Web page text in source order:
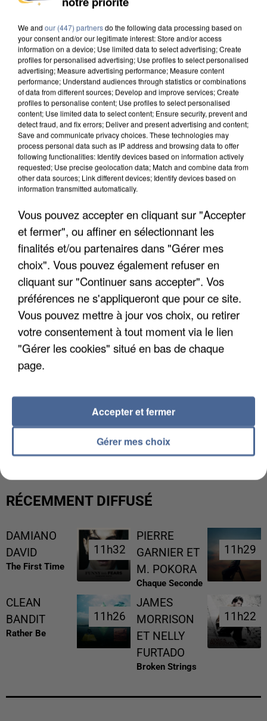
APRÈS TOUTES CES CANICULES, LES REFUGES
DE FAUNE SAUVAGE SONT...
L’UN DES FONDATEURS SUPPOSÉS DE LA DZ
MAFIA INTERPELLÉ EN ALGÉRIE
RÉCEMMENT DIFFUSÉ
DAMIANO
DAVID
The First Time
11h32
11h32
PIERRE
GARNIER ET
M. POKORA
Chaque Seconde
11h29
11h29
CLEAN
BANDIT
Rather Be
11h26
11h26
JAMES
MORRISON
ET NELLY
FURTADO
Broken Strings
11h22
11h22
We and our (447) partnersdo the following data processing based on
your consent and/or our legitimate interest: Store and/or access
information on a device; Use limited data to select advertising; Create
profiles for personalised advertising; Use profiles to select personalised
advertising; Measure advertising performance; Measure content
performance; Understand audiences through statistics or combinations
of data from different sources; Develop and improve services; Create
profiles to personalise content; Use profiles to select personalised
content; Use limited data to select content; Ensure security, prevent and
detect fraud, and fix errors; Deliver and present advertising and content;
Save and communicate privacy choices. These technologies may
process personal data such as IP address and browsing data to offer
following functionalities: Identify devices based on information actively
requested; Use precise geolocation data; Match and combine data from
other data sources; Link different devices; Identify devices based on
information transmitted automatically.
Vous pouvez accepter en cliquant sur "Accepter
et fermer", ou affiner en sélectionnant les
finalités et/ou partenaires dans "Gérer mes
choix". Vous pouvez également refuser en
cliquant sur "Continuer sans accepter". Vos
préférences ne s'appliqueront que pour ce site.
Vous pouvez mettre à jour vos choix, ou retirer
votre consentement à tout moment via le lien
"Gérer les cookies" situé en bas de chaque
page.
Gérer mes choix
Accepter et fermer